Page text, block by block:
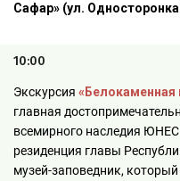
Сафар» (ул.
10:00
Экскурсия «Белокаменная
главная
всемирного наследия
резиденция главы
музей-заповедник,